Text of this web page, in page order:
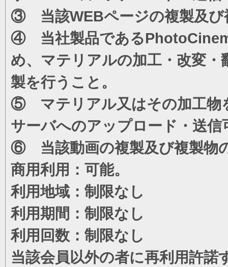
③ 当該WEBページの複製及び
④ 当社製品である
め、マテリアルの加工・改変
製を行うこと。
⑤ マテリアル又はその加工物
サーバへのアップロード・送信
⑥ 当該動画の複製及び複製物
商用利用：可能。
利用地域：制限なし
利用期間：制限なし
利用回数：制限なし
当該会員以外の者に再利用許諾